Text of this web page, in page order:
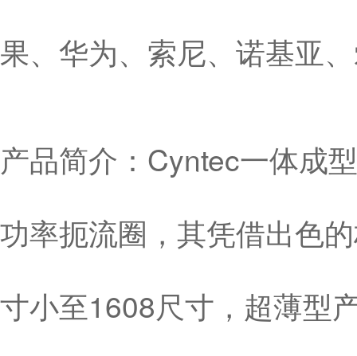
果、华为、索尼、诺基亚
产品简介：Cyntec一体成
功率扼流圈，其凭借出色
寸小至1608尺寸，超薄型